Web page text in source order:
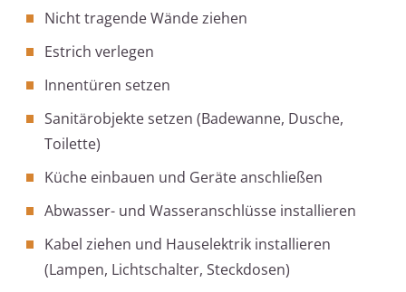
Nicht tragende Wände ziehen
Estrich verlegen
Innentüren setzen
Sanitärobjekte setzen (Badewanne, Dusche,
Toilette)
Küche einbauen und Geräte anschließen
Abwasser- und Wasseranschlüsse installieren
Kabel ziehen und Hauselektrik installieren
(Lampen, Lichtschalter, Steckdosen)